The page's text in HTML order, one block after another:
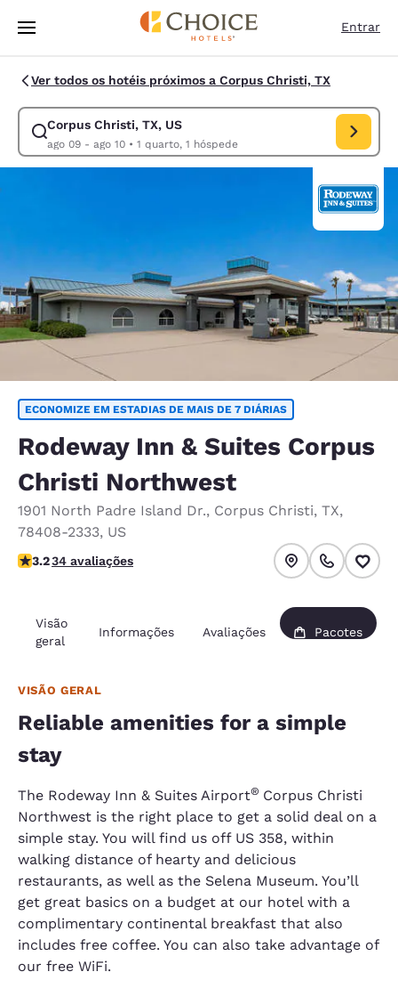
Pular Para Conteúdo Principal
Entrar
Ver todos os hotéis próximos a Corpus Christi, TX
Corpus Christi, TX, US
ago 09 - ago 10• 1 quarto, 1 hóspede
Modificar pesquisa para Corpus Christi, TX, US. Data de check-in ago
ECONOMIZE EM ESTADIAS DE MAIS DE 7 DIÁRIAS
Rodeway Inn & Suites Corpus
Christi Northwest
1901 North Padre Island Dr., Corpus Christi, TX,
78408-2333, US
classificação 3.21 estrelas. Bom.
3.234 avaliações
Visão
geral
Informações Avaliações Pacotes
VISÃO GERAL
Reliable amenities for a simple
stay
The Rodeway Inn & Suites Airport® Corpus Christi
Northwest is the right place to get a solid deal on a
simple stay. You will find us off US 358, within
walking distance of hearty and delicious
restaurants, as well as the Selena Museum. You’ll
get great basics on a budget at our hotel with a
complimentary continental breakfast that also
includes free coffee. You can also take advantage of
our free WiFi.